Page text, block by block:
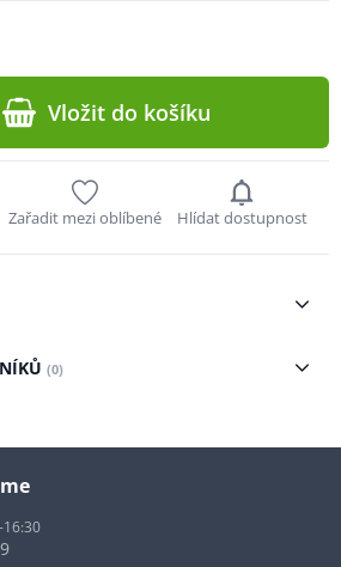
Vložit do košíku
Zařadit mezi oblíbené Hlídat dostupnost
(0)
16:30